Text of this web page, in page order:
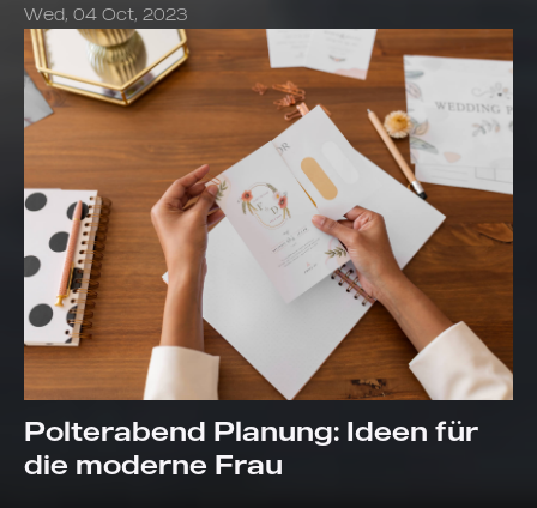
Wed, 04 Oct, 2023
Polterabend Planung: Ideen für
die moderne Frau